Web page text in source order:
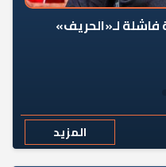
فاشلة لـ«الحريف»
المزيد